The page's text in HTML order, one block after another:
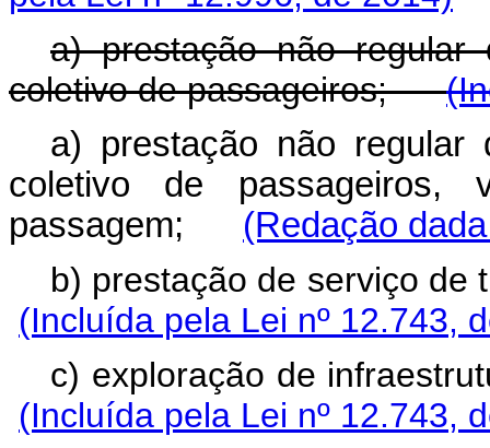
a) prestação não regular
coletivo de passageiros;
a) prestação não regular
coletivo de
passagem; (Redação
b) prestação de
(Incluída pela Lei nº 12.743,
c) exploração de
(Incluída pela Lei nº 12.743,